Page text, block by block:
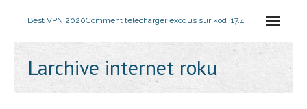
Best VPN 2020Comment télécharger exodus sur kodi 17.4
Larchive internet roku